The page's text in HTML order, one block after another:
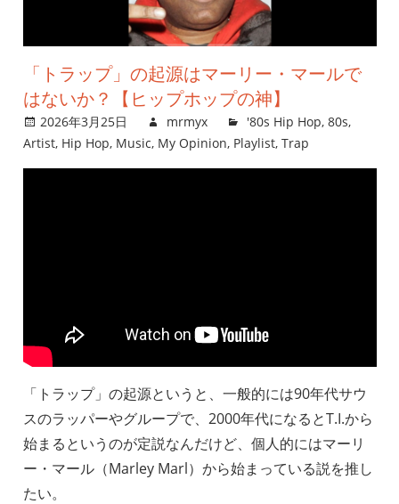
「トラップ」の起源はマーリー・マールで
はないか？【ヒップホップの神】
2026年3月25日 mrmyx '80s Hip Hop,80s,
Artist, Hip Hop, Music, My Opinion, Playlist, Trap
「トラップ」の起源というと、一般的には90年代サウ
スのラッパーやグループで、2000年代になるとT.I.から
始まるというのが定説なんだけど、個人的にはマーリ
ー・マール（Marley Marl）から始まっている説を推し
たい。